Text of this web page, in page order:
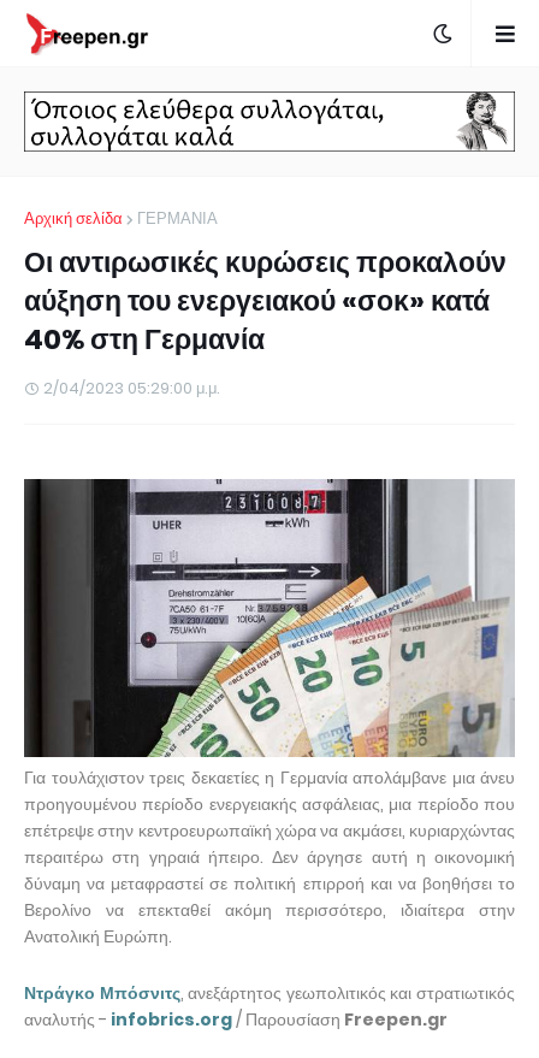
Αρχική σελίδα ΓΕΡΜΑΝΙΑ
Οι αντιρωσικές κυρώσεις προκαλούν
αύξηση του ενεργειακού «σοκ» κατά
40% στη Γερμανία
2/04/2023 05:29:00 μ.μ.
Για τουλάχιστον τρεις δεκαετίες η Γερμανία απολάμβανε μια άνευ
προηγουμένου περίοδο ενεργειακής ασφάλειας, μια περίοδο που
επέτρεψε στην κεντροευρωπαϊκή χώρα να ακμάσει, κυριαρχώντας
περαιτέρω στη γηραιά ήπειρο. Δεν άργησε αυτή η οικονομική
δύναμη να μεταφραστεί σε πολιτική επιρροή και να βοηθήσει το
Βερολίνο να επεκταθεί ακόμη περισσότερο, ιδιαίτερα στην
Ανατολική Ευρώπη.
Ντράγκο Μπόσνιτς, ανεξάρτητος γεωπολιτικός και στρατιωτικός
αναλυτής - infobrics.org/ Παρουσίαση Freepen.gr